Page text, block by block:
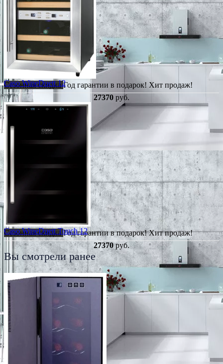
Сезонная скидкаГод гарантии в подарок! Хит продаж!
Caso WineDuett 12
27370 руб.
Сезонная скидкаГод гарантии в подарок!Хит продаж!
Caso WineDuett Touch 12
27370руб.
Вы смотрели ранее